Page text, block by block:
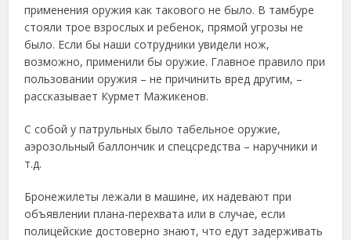
применения оружия как такового не было. В тамбуре
стояли трое взрослых и ребенок, прямой угрозы не
было. Если бы наши сотрудники увидели нож,
возможно, применили бы оружие. Главное правило при
пользовании оружия – не причинить вред другим, –
рассказывает Курмет Мажикенов.
С собой у патрульных было табельное оружие,
аэрозольный баллончик и спецсредства – наручники и
т.д.
Бронежилеты лежали в машине, их надевают при
объявлении плана-перехвата или в случае, если
полицейские достоверно знают, что едут задерживать